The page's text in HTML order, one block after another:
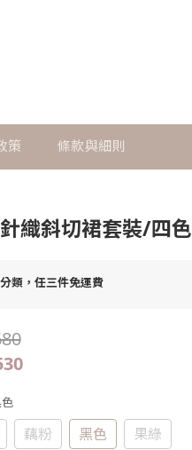
策 條款與細則
織斜切裙套裝/四色
類，任三件免運費
藕粉 黑色 果綠